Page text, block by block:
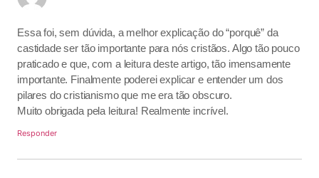
Essa foi, sem dúvida, a melhor explicação do “porquê” da
castidade ser tão importante para nós cristãos. Algo tão pouco
praticado e que, com a leitura deste artigo, tão imensamente
importante. Finalmente poderei explicar e entender um dos
pilares do cristianismo que me era tão obscuro.
Muito obrigada pela leitura! Realmente incrível.
Responder